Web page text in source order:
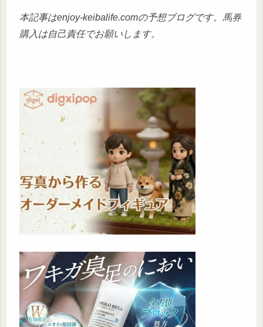
本記事はenjoy-keibalife.comの予想ブログです。馬券
購入は自己責任でお願いします。